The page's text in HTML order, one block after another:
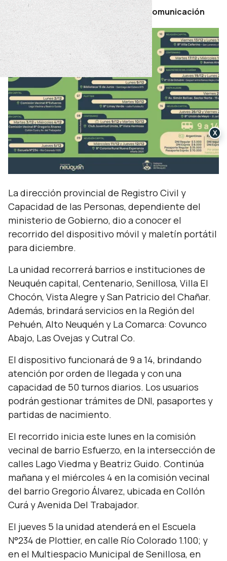
Por Secretaría de Prensa y Comunicación
La dirección provincial de Registro Civil y
Capacidad de las Personas, dependiente del
ministerio de Gobierno, dio a conocer el
recorrido del dispositivo móvil y maletín portátil
para diciembre.
La unidad recorrerá barrios e instituciones de
Neuquén capital, Centenario, Senillosa, Villa El
Chocón, Vista Alegre y San Patricio del Chañar.
Además, brindará servicios en la Región del
Pehuén, Alto Neuquén y La Comarca: Covunco
Abajo, Las Ovejas y Cutral Co.
El dispositivo funcionará de 9 a 14, brindando
atención por orden de llegada y con una
capacidad de 50 turnos diarios. Los usuarios
podrán gestionar trámites de DNI, pasaportes y
partidas de nacimiento.
El recorrido inicia este lunes en la comisión
vecinal de barrio Esfuerzo, en la intersección de
calles Lago Viedma y Beatriz Guido. Continúa
mañana y el miércoles 4 en la comisión vecinal
del barrio Gregorio Álvarez, ubicada en Collón
Curá y Avenida Del Trabajador.
El jueves 5 la unidad atenderá en el Escuela
N°234 de Plottier, en calle Río Colorado 1.100; y
en el Multiespacio Municipal de Senillosa, en
X